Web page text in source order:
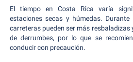
El tiempo en Costa Rica varía
estaciones secas y húmedas.
carreteras pueden ser más
de derrumbes, por lo que se
conducir con precaución.